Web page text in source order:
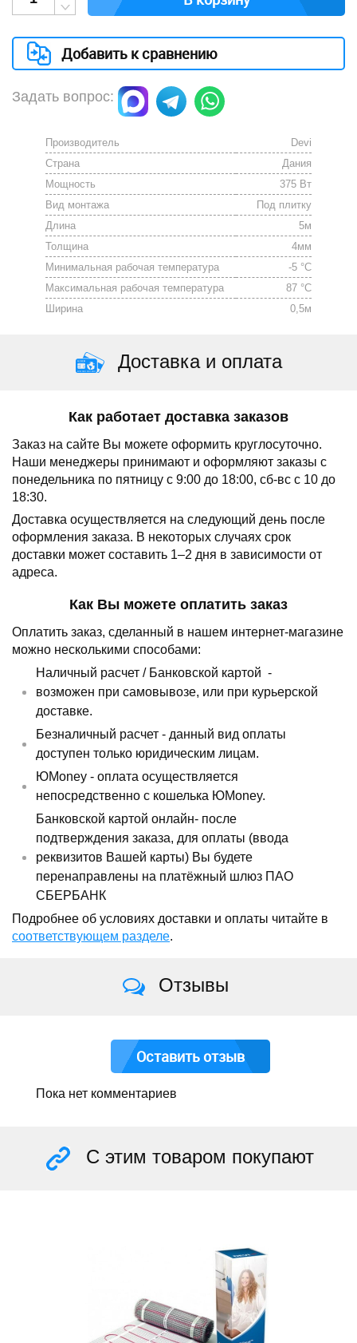
Добавить к сравнению
Задать вопрос:
Производитель
Devi
Страна
Дания
Мощность
375 Вт
Вид монтажа
Под плитку
Длина
5м
Толщина
4мм
Минимальная рабочая температура
-5 °C
Максимальная рабочая температура
87 °C
Ширина
0,5м
Доставка и оплата
Как работает доставка заказов
Заказ на сайте Вы можете оформить круглосуточно.
Наши менеджеры принимают и оформляют заказы с
понедельника по пятницу с 9:00 до 18:00, сб-вс с 10 до
18:30.
Доставка осуществляется на следующий день после
оформления заказа. В некоторых случаях срок
доставки может составить 1–2 дня в зависимости от
адреса.
Как Вы можете оплатить заказ
Оплатить заказ, сделанный в нашем интернет-магазине
можно несколькими способами:
Наличный расчет / Банковской картой -
возможен при самовывозе, или при курьерской
доставке.
Безналичный расчет - данный вид оплаты
доступен только юридическим лицам.
ЮMoney - оплата осуществляется
непосредственно с кошелька ЮMoney.
Банковской картой онлайн- после
подтверждения заказа, для оплаты (ввода
реквизитов Вашей карты) Вы будете
перенаправлены на платёжный шлюз ПАО
СБЕРБАНК
Подробнее об условиях доставки и оплаты читайте в
соответствующем разделе.
Отзывы
Оставить отзыв
Пока нет комментариев
С этим товаром покупают